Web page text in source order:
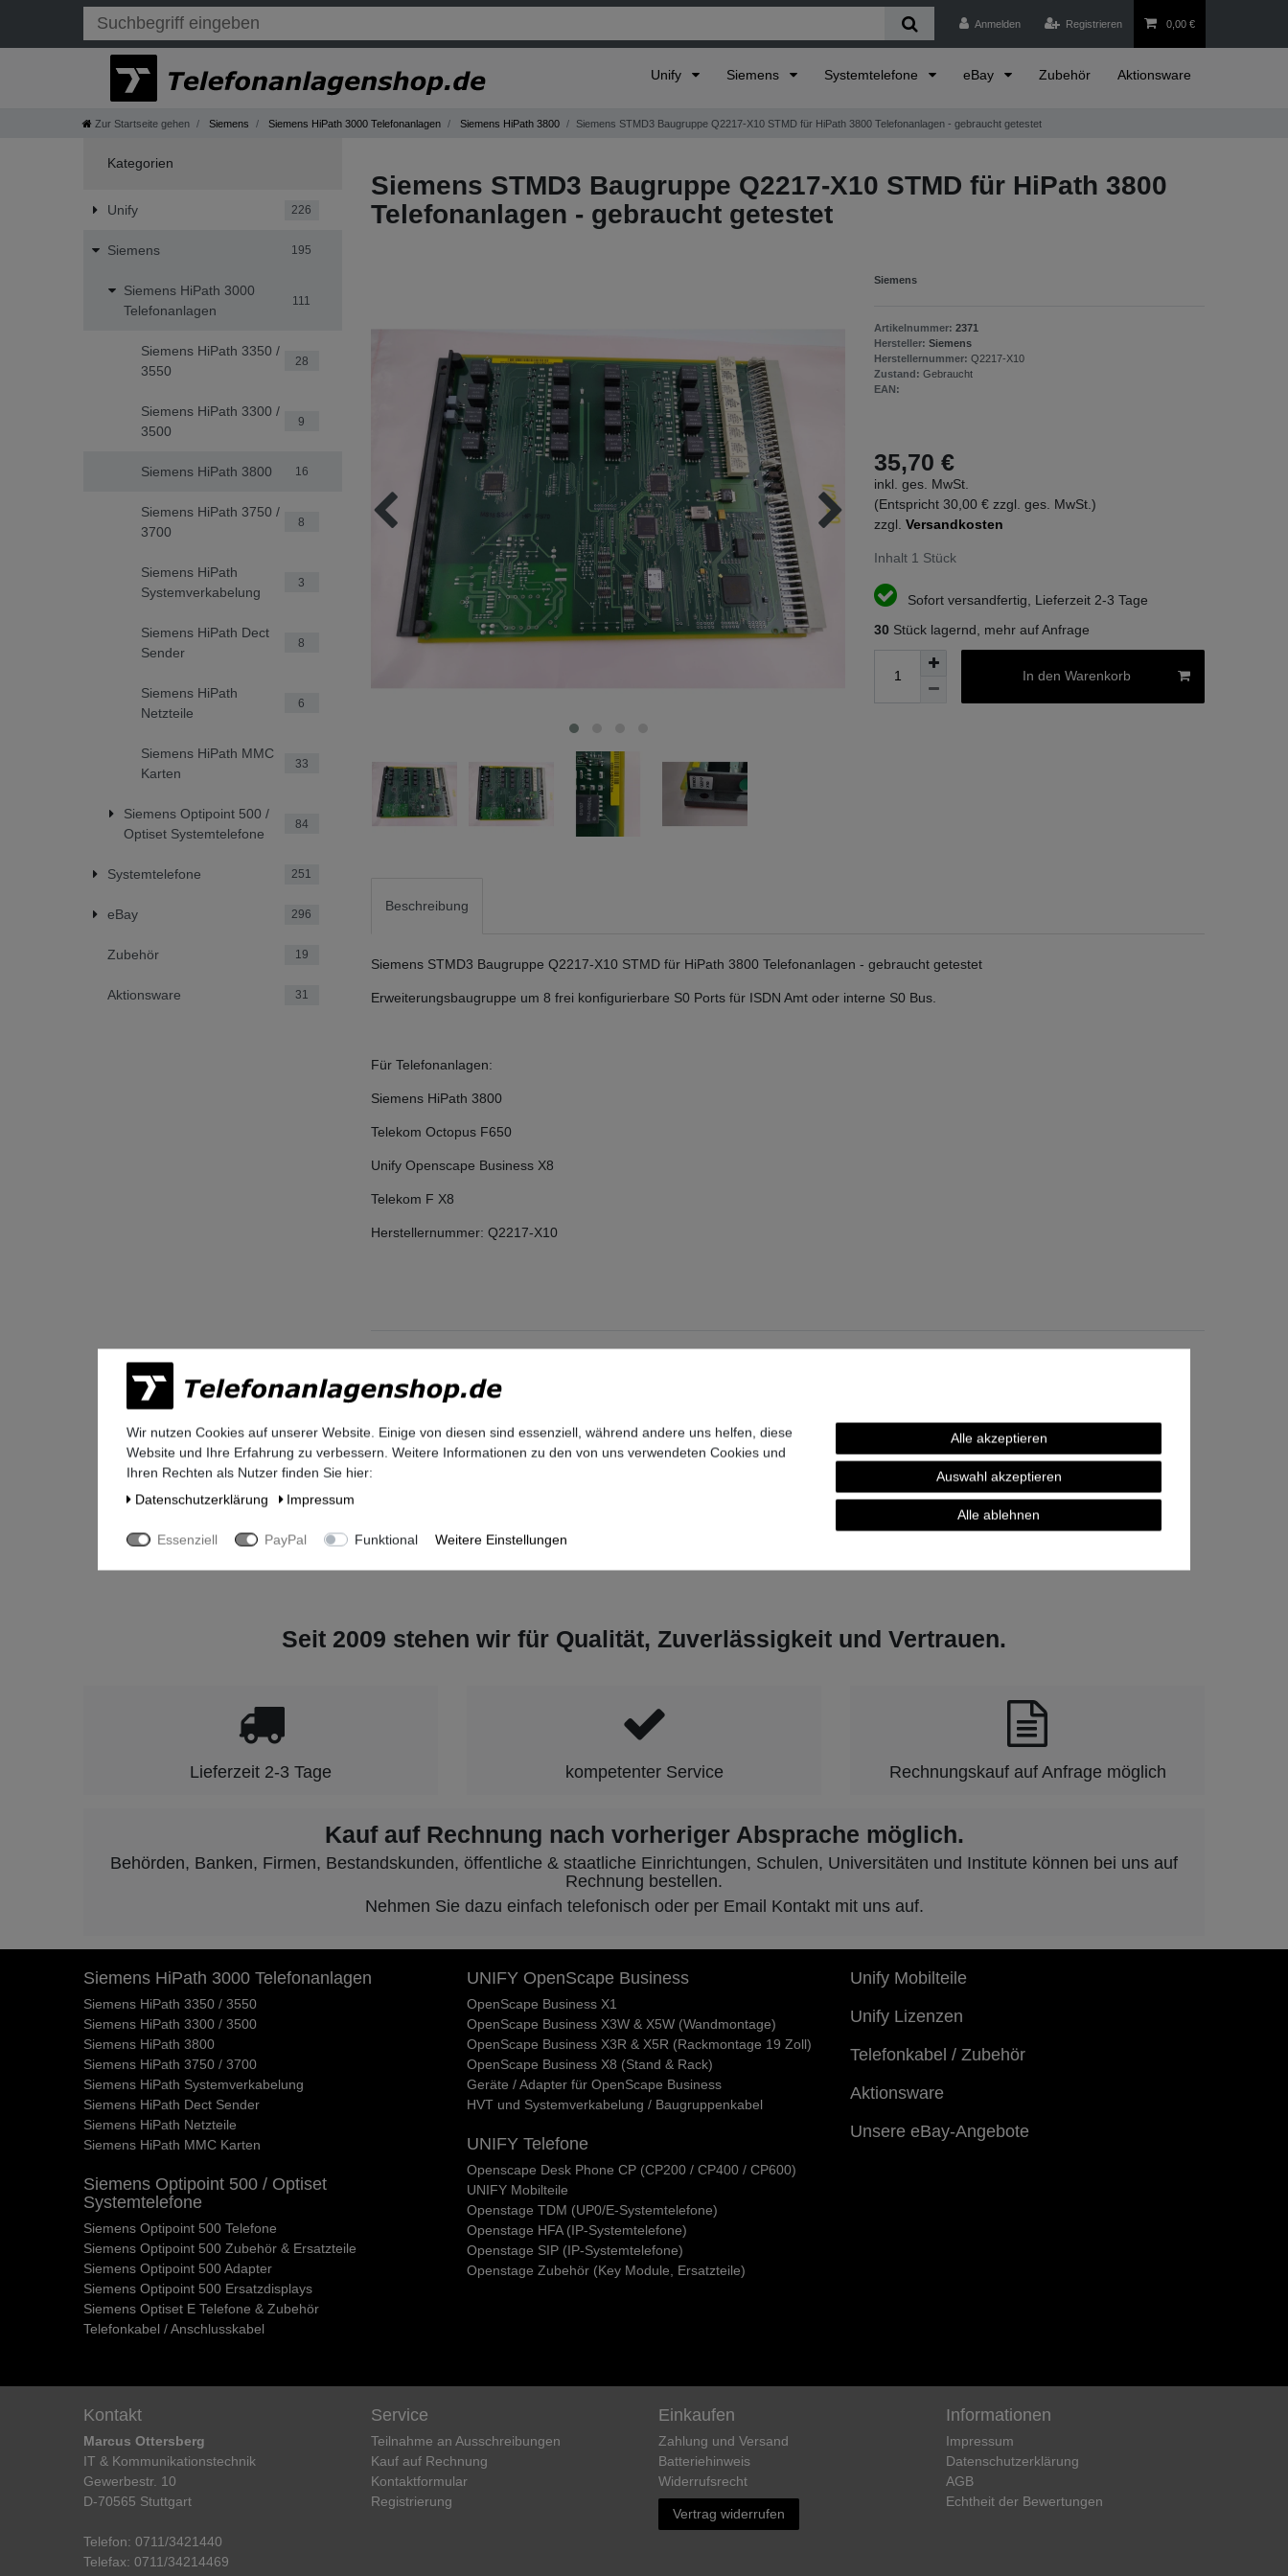
Anmelden Registrieren 0,00 €
Unify Siemens Systemtelefone eBay Zubehör Aktionsware
Zur Startseite gehen Siemens Siemens HiPath 3000 Telefonanlagen Siemens HiPath 3800 Siemens STMD3 Baugruppe Q2217-X10 STMD für HiPath 3800 Telefonanlagen - gebraucht getestet
Kategorien
Unify 226
Siemens 195
Siemens HiPath 3000
Telefonanlagen
111
Siemens HiPath 3350 /
3550
28
Siemens HiPath 3300 /
3500
9
Siemens HiPath 3800 16
Siemens HiPath 3750 /
3700
8
Siemens HiPath
Systemverkabelung
3
Siemens HiPath Dect
Sender
8
Siemens HiPath
Netzteile
6
Siemens HiPath MMC
Karten
33
Siemens Optipoint 500 /
Optiset Systemtelefone
84
Systemtelefone 251
eBay 296
Zubehör 19
Aktionsware 31
Siemens STMD3 Baugruppe Q2217-X10 STMD für HiPath 3800
Telefonanlagen - gebraucht getestet
Siemens
Artikelnummer: 2371
Hersteller: Siemens
Herstellernummer: Q2217-X10
Zustand: Gebraucht
EAN:
35,70 €
inkl. ges. MwSt.
(Entspricht 30,00 € zzgl. ges. MwSt.)
zzgl. Versandkosten
Inhalt 1 Stück
Sofort versandfertig, Lieferzeit 2-3 Tage
30 Stück lagernd, mehr auf Anfrage
In den Warenkorb
Beschreibung
Siemens STMD3 Baugruppe Q2217-X10 STMD für HiPath 3800 Telefonanlagen - gebraucht getestet
Erweiterungsbaugruppe um 8 frei konfigurierbare S0 Ports für ISDN Amt oder interne S0 Bus.
Für Telefonanlagen:
Siemens HiPath 3800
Telekom Octopus F650
Unify Openscape Business X8
Telekom F X8
Herstellernummer: Q2217-X10
Angaben zur Produktsicherheit
UNIFY Software and Solutions GmbH & Co.KG
Otto-Hahn-Ring 6
81739
+49-(0)89-7007-0
Seit 2009 stehen wir für Qualität, Zuverlässigkeit und Vertrauen.
Lieferzeit 2-3 Tage kompetenter Service Rechnungskauf auf Anfrage möglich
Kauf auf Rechnung nach vorheriger Absprache möglich.
Behörden, Banken, Firmen, Bestandskunden, öffentliche & staatliche Einrichtungen, Schulen, Universitäten und Institute können bei uns auf
Rechnung bestellen.
Nehmen Sie dazu einfach telefonisch oder per Email Kontakt mit uns auf.
Siemens HiPath 3000 Telefonanlagen
Siemens HiPath 3350 / 3550
Siemens HiPath 3300 / 3500
Siemens HiPath 3800
Siemens HiPath 3750 / 3700
Siemens HiPath Systemverkabelung
Siemens HiPath Dect Sender
Siemens HiPath Netzteile
Siemens HiPath MMC Karten
Siemens Optipoint 500 / Optiset
Systemtelefone
Siemens Optipoint 500 Telefone
Siemens Optipoint 500 Zubehör & Ersatzteile
Siemens Optipoint 500 Adapter
Siemens Optipoint 500 Ersatzdisplays
Siemens Optiset E Telefone & Zubehör
Telefonkabel / Anschlusskabel
UNIFY OpenScape Business
OpenScape Business X1
OpenScape Business X3W & X5W (Wandmontage)
OpenScape Business X3R & X5R (Rackmontage 19 Zoll)
OpenScape Business X8 (Stand & Rack)
Geräte / Adapter für OpenScape Business
HVT und Systemverkabelung / Baugruppenkabel
UNIFY Telefone
Openscape Desk Phone CP (CP200 / CP400 / CP600)
UNIFY Mobilteile
Openstage TDM (UP0/E-Systemtelefone)
Openstage HFA (IP-Systemtelefone)
Openstage SIP (IP-Systemtelefone)
Openstage Zubehör (Key Module, Ersatzteile)
Unify Mobilteile
Unify Lizenzen
Telefonkabel / Zubehör
Aktionsware
Unsere eBay-Angebote
Kontakt
Marcus Ottersberg
IT & Kommunikationstechnik
Gewerbestr. 10
D-70565 Stuttgart
Telefon: 0711/3421440
Telefax: 0711/34214469
Service
Teilnahme an Ausschreibungen
Kauf auf Rechnung
Kontaktformular
Registrierung
Einkaufen
Zahlung und Versand
Batteriehinweis
Widerrufs­recht
Vertrag widerrufen
Informationen
Impressum
Daten­schutz­erklärung
AGB
Echtheit der Bewertungen
Wir nutzen Cookies auf unserer Website. Einige von diesen sind essenziell, während andere uns helfen, diese
Website und Ihre Erfahrung zu verbessern. Weitere Informationen zu den von uns verwendeten Cookies und
Ihren Rechten als Nutzer finden Sie hier:
Daten­schutz­erklärung
Impressum
Essenziell PayPal Funktional Weitere Einstellungen
Alle akzeptieren
Auswahl akzeptieren
Alle ablehnen